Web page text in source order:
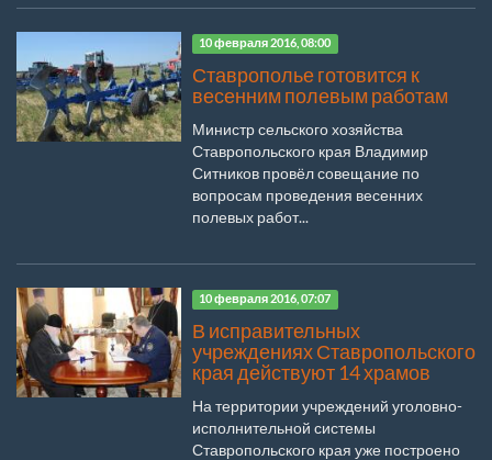
10 февраля 2016, 08:00
Ставрополье готовится к
весенним полевым работам
Министр сельского хозяйства
Ставропольского края Владимир
Ситников провёл совещание по
вопросам проведения весенних
полевых работ...
10 февраля 2016, 07:07
В исправительных
учреждениях Ставропольского
края действуют 14 храмов
На территории учреждений уголовно-
исполнительной системы
Ставропольского края уже построено